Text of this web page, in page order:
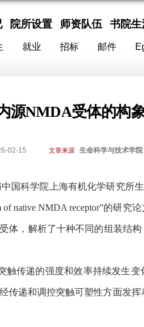
院所设置 师资队伍 书院生
就业 招标 邮件
源NMDA受体的构
02-15 文章来源 生命科学与技术学院
国科学院上海有机化学研究所
of native NMDA receptor”的研究
受体，解析了十种不同的组装结
传递的强度和效率持续发生
传递和调控突触可塑性方面发